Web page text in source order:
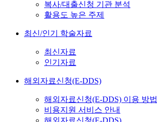
복사/대출신청 기관 분석
활용도 높은 주제
최신/인기 학술자료
최신자료
인기자료
해외자료신청(E-DDS)
해외자료신청(E-DDS) 이용 방법
비용지원 서비스 안내
해외자료신청(E-DDS)